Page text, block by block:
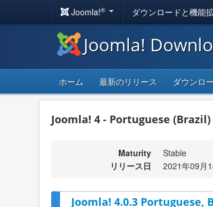
Joomla!® ダウンロードと機能
Joomla!
ホーム 最新のリリース ダウンロ
Joomla! 4 - Portuguese (Brazil)
Maturity
Stable
リリース日
2021年09月
Joomla! 4.0.3 Portuguese,